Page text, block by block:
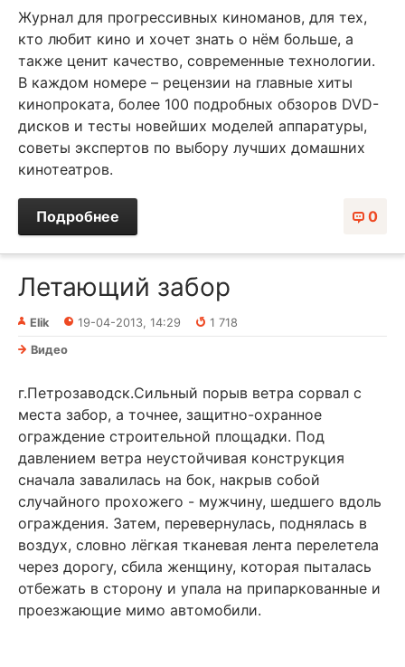
Журнал для прогрессивных киноманов, для тех,
кто любит кино и хочет знать о нём больше, а
также ценит качество, современные технологии.
В каждом номере – рецензии на главные хиты
кинопроката, более 100 подробных обзоров DVD-
дисков и тесты новейших моделей аппаратуры,
советы экспертов по выбору лучших домашних
кинотеатров.
0
Подробнее
Летающий забор
Elik 19-04-2013, 14:29
1 718
Видео
г.Петрозаводск.Сильный порыв ветра сорвал с
места забор, а точнее, защитно-охранное
ограждение строительной площадки. Под
давлением ветра неустойчивая конструкция
сначала завалилась на бок, накрыв собой
случайного прохожего - мужчину, шедшего вдоль
ограждения. Затем, перевернулась, поднялась в
воздух, словно лёгкая тканевая лента перелетела
через дорогу, сбила женщину, которая пыталась
отбежать в сторону и упала на припаркованные и
проезжающие мимо автомобили.